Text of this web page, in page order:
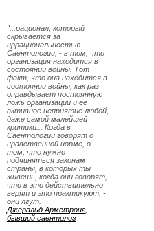
"...рационал, который
скрывается за
иррациональностью
Саентологии, - в том, что
организация находится в
состоянии войны. Тот
факт, что она находится в
состоянии войны, как раз
оправдывает постоянную
ложь организации и ее
активное неприятие любой,
даже самой малейшей
критики... Когда в
Саентологии говорят о
нравственной норме, о
том, что нужно
подчиняться законам
страны, в которых ты
живешь, когда они говорят,
что в это действительно
верят и это практикуют, -
они лгут.
Джеральд Армстронг,
бывший саентолог